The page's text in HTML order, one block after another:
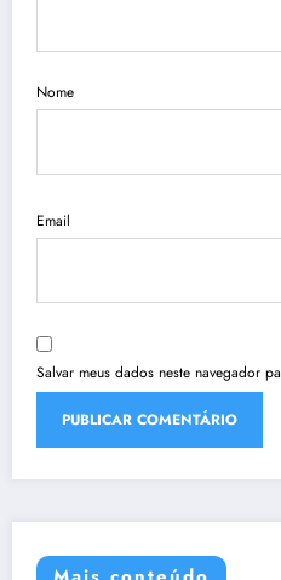
Nome
Email
Salvar meus dados neste navegador